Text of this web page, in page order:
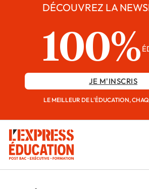
DÉCOUVREZ LA
100%
JE M'INSCRIS
LE MEILLEUR DE L'ÉDUCATION,